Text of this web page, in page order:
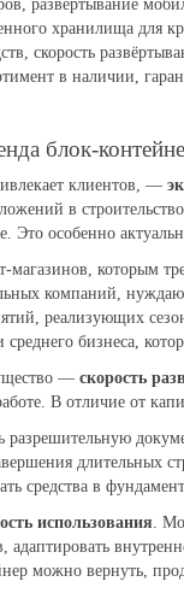
развёртывание
хранилища для
скорость
в наличии,
блок-
клиентов, —
в
Это особенно
магазинов, которым
компаний,
реализующих
среднего бизнеса,
— скорость
В отличие от
разрешительную
длительных
средства в
использования.
адаптировать
можно вернуть,